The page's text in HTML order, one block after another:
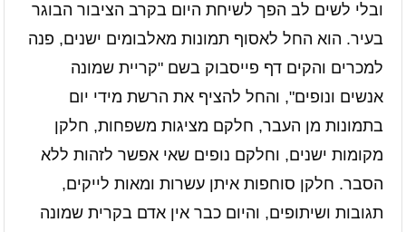
ובלי לשים לב הפך לשיחת היום בקרב הציבור הבוגר
בעיר. הוא החל לאסוף תמונות מאלבומים ישנים, פנה
למכרים והקים דף פייסבוק בשם "קריית שמונה
אנשים ונופים", והחל להציף את הרשת מידי יום
בתמונות מן העבר, חלקם מציגות משפחות, חלקן
מקומות ישנים, וחלקם נופים שאי אפשר לזהות ללא
הסבר. חלקן סוחפות איתן עשרות ומאות לייקים,
תגובות ושיתופים, והיום כבר אין אדם בקרית שמונה